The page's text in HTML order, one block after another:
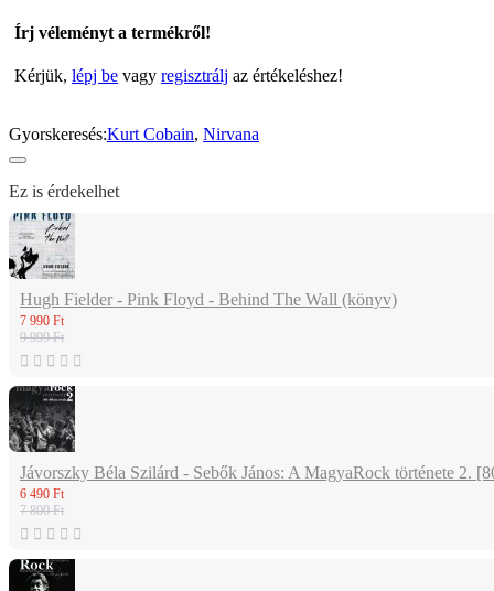
Írj véleményt a termékről!
Kérjük, lépj be vagy regisztrálj az értékeléshez!
Gyorskeresés:Kurt Cobain, Nirvana
Ez is érdekelhet
Hugh Fielder - Pink Floyd - Behind The Wall (könyv)
7 990 Ft
9 999 Ft
Jávorszky Béla Szilárd - Sebők János: A MagyaRock története 2.
6 490 Ft
7 800 Ft